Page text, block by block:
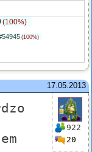
(100%)
(100%)
17.05.2013
922
20